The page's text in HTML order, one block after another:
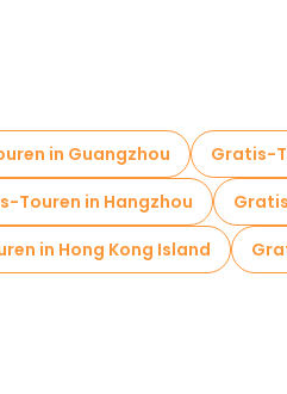
in Guangzhou Gratis-
Touren in Hangzhou
in Hong Kong Island